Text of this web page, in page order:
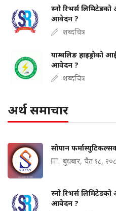
स्नो रिभर्स
आवेदन ?
शब्दचित्र
याम्बलिङ
आवेदन ?
शब्दचित्र
अर्थ समाचार
सोपान
बुधबार, चैत १८,
स्नो रिभर्स
आवेदन ?